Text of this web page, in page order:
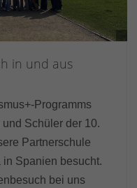
in und aus
-Programms
Schüler der 10.
Partnerschule
in Spanien besucht.
bei uns